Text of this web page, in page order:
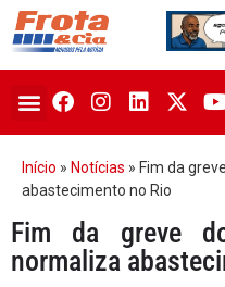
Início » Notícias » Fim da
abastecimento no Rio
Fim da greve
normaliza